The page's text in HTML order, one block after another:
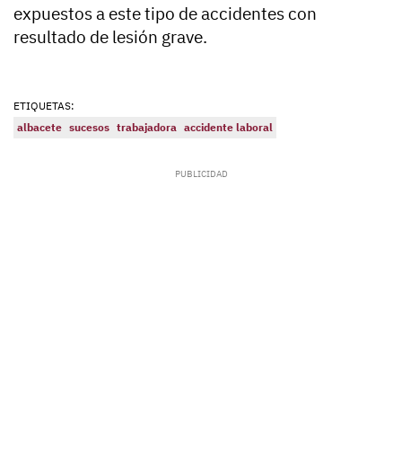
expuestos a este tipo de accidentes con
resultado de lesión grave.
ETIQUETAS:
albacete sucesos trabajadora accidente laboral